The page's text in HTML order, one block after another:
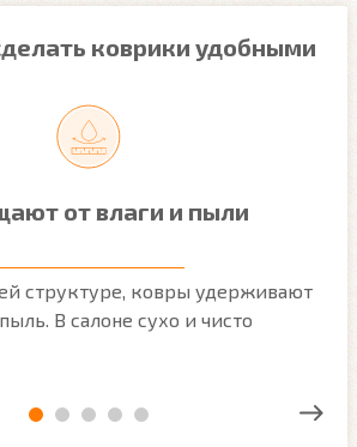
коврики удобными
от влаги и пыли
структуре, ковры удерживают
В салоне сухо и чисто